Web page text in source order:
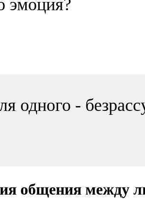
эмоция?
одного -
общения между